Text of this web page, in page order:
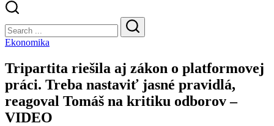
Search
Search
Ekonomika
Tripartita riešila aj zákon o platformovej
práci. Treba nastaviť jasné pravidlá,
reagoval Tomáš na kritiku odborov –
VIDEO